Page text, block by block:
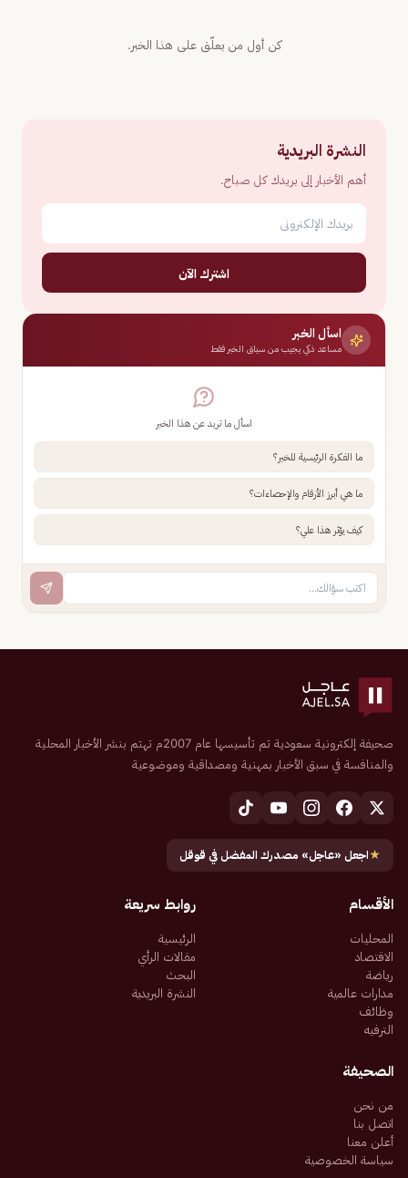
كن أول من يعلّق على هذا الخبر.
النشرة البريدية
أهم الأخبار إلى بريدك كل صباح.
اشترك الآن
اسأل الخبر
مساعد ذكي يجيب من سياق الخبر فقط
اسأل ما تريد عن هذا الخبر
ما الفكرة الرئيسية للخبر؟
ما هي أبرز الأرقام والإحصاءات؟
كيف يؤثر هذا علي؟
صحيفة إلكترونية سعودية تم تأسيسها عام 2007م تهتم بنشر الأخبار المحلية
والمنافسة في سبق الأخبار بمهنية ومصداقية وموضوعية
★اجعل «عاجل» مصدرك المفضل في قوقل
الأقسام
المحليات
الاقتصاد
رياضة
مدارات عالمية
وظائف
الترفيه
روابط سريعة
الرئيسية
مقالات الرأي
البحث
النشرة البريدية
الصحيفة
من نحن
اتصل بنا
أعلن معنا
سياسة الخصوصية